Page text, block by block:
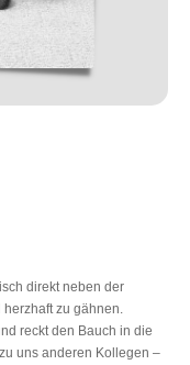
direkt neben der
zu gähnen.
reckt den Bauch in die
uns anderen Kollegen –